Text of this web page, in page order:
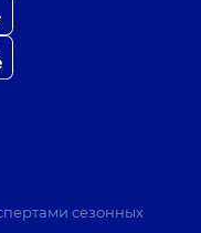
сезонных